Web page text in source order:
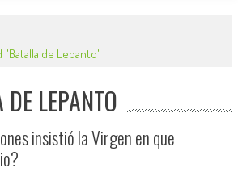
"Batalla de Lepanto"
LEPANTO
insistió la Virgen en que